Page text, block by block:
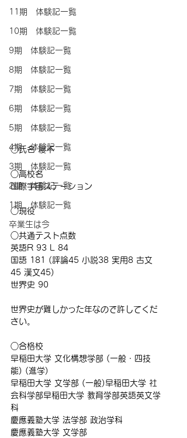
11期 体験記一覧
10期 体験記一覧
9期 体験記一覧
8期 体験記一覧
7期 体験記一覧
6期 体験記一覧
5期 体験記一覧
4期 体験記一覧
3期 体験記一覧
2期 体験記一覧
1期 体験記一覧
卒業生は今
○氏名 寝不
○高校名
国際宇宙ステーション
○現役
○共通テスト点数
英語R 93 L 84
国語 181 (評論45 小説38 実用8 古文
45 漢文45)
世界史 90
世界史が難しかった年なので許してくだ
さい。
○合格校
早稲田大学 文化構想学部 (一般・四技
能) (進学)
早稲田大学 文学部 (一般)早稲田大学 社
会科学部早稲田大学 教育学部英語英文学
科
慶應義塾大学 法学部 政治学科
慶應義塾大学 文学部